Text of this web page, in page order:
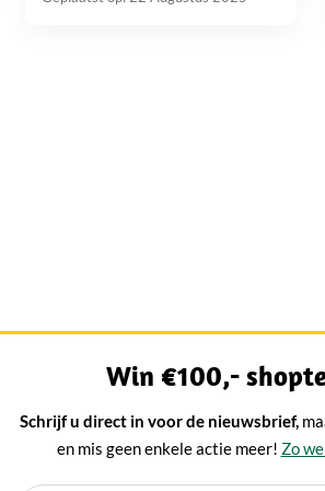
Win €100,-
Schrijf u direct in voor de nieuwsbrief,
en mis geen enkele actie meer! Zo